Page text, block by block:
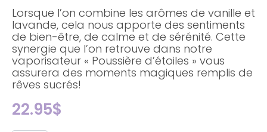
Lorsque l’on combine les arômes de vanille et
lavande, cela nous apporte des sentiments
de bien-être, de calme et de sérénité. Cette
synergie que l’on retrouve dans notre
vaporisateur « Poussière d’étoiles » vous
assurera des moments magiques remplis de
rêves sucrés!
22.95$